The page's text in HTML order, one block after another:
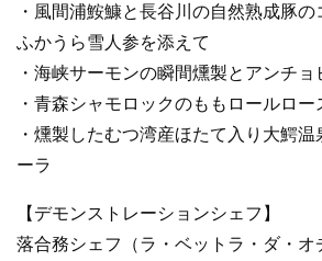
・風間浦鮟鱇と長谷川の自然熟成豚の
ふかうら雪人参を添えて
・海峡サーモンの瞬間燻製とアンチョ
・青森シャモロックのももロールロー
・燻製したむつ湾産ほたて入り大鰐
ーラ
【デモンストレーションシェフ】
落合務シェフ（ラ・ベットラ・ダ・オ